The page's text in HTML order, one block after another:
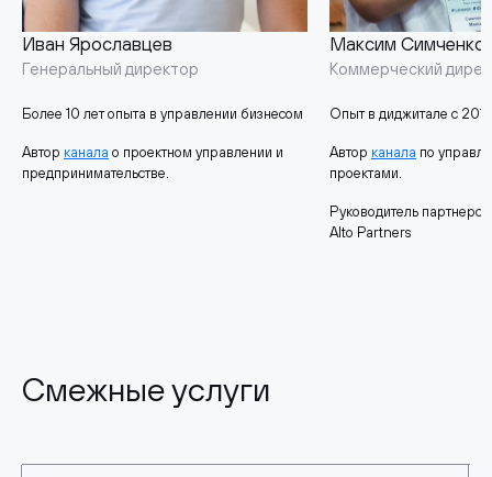
Иван Ярославцев
Генеральный директор
Более 10 лет опыта в управлении бизнесом
Автор канала о проектном управлении и
предпринимательстве.
Максим Симченко
Коммерческий
Опыт в диджитале с
Автор канала по
проектами.
Руководитель
Alto Partners
Смежные услуги